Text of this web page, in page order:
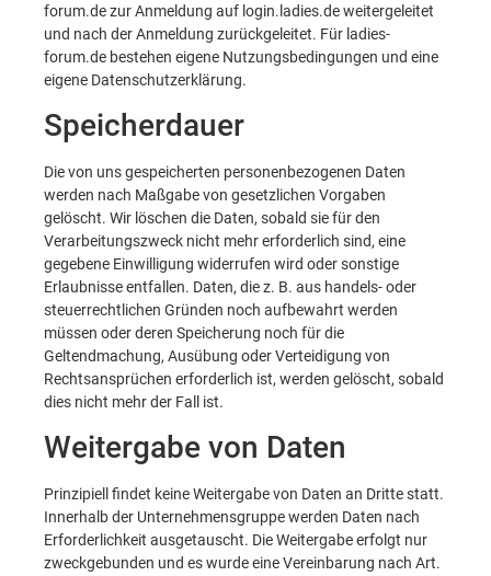
forum.de zur Anmeldung auf login.ladies.de weitergeleitet
und nach der Anmeldung zurückgeleitet. Für ladies-
forum.de bestehen eigene Nutzungsbedingungen und eine
eigene Datenschutzerklärung.
Speicherdauer
Die von uns gespeicherten personenbezogenen Daten
werden nach Maßgabe von gesetzlichen Vorgaben
gelöscht. Wir löschen die Daten, sobald sie für den
Verarbeitungszweck nicht mehr erforderlich sind, eine
gegebene Einwilligung widerrufen wird oder sonstige
Erlaubnisse entfallen. Daten, die z. B. aus handels- oder
steuerrechtlichen Gründen noch aufbewahrt werden
müssen oder deren Speicherung noch für die
Geltendmachung, Ausübung oder Verteidigung von
Rechtsansprüchen erforderlich ist, werden gelöscht, sobald
dies nicht mehr der Fall ist.
Weitergabe von Daten
Prinzipiell findet keine Weitergabe von Daten an Dritte statt.
Innerhalb der Unternehmensgruppe werden Daten nach
Erforderlichkeit ausgetauscht. Die Weitergabe erfolgt nur
zweckgebunden und es wurde eine Vereinbarung nach Art.